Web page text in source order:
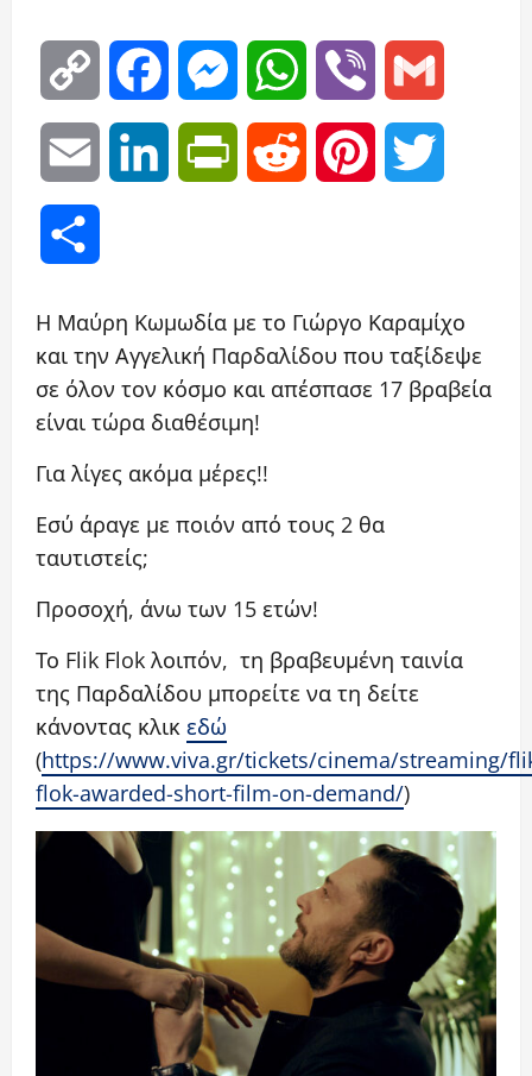
Copy
Link
Facebook MessengerWhatsAppViber
Email LinkedIn PrintFriendly
Reddit Pinterest
Η Μαύρη Κωμωδία με το Γιώργο Καραμίχο
και την Αγγελική Παρδαλίδου που ταξίδεψε
σε όλον τον κόσμο και απέσπασε 17 βραβεία
είναι τώρα διαθέσιμη!
Για λίγες ακόμα μέρες!!
Εσύ άραγε με ποιόν από τους 2 θα
ταυτιστείς;
Προσοχή, άνω των 15 ετών!
Το Flik Flok λοιπόν, τη βραβευμένη ταινία
της Παρδαλίδου μπορείτε να τη δείτε
κάνοντας κλικ εδώ
(https://www.viva.gr/tickets/cinema/streaming/
flok-awarded-short-film-on-demand/)